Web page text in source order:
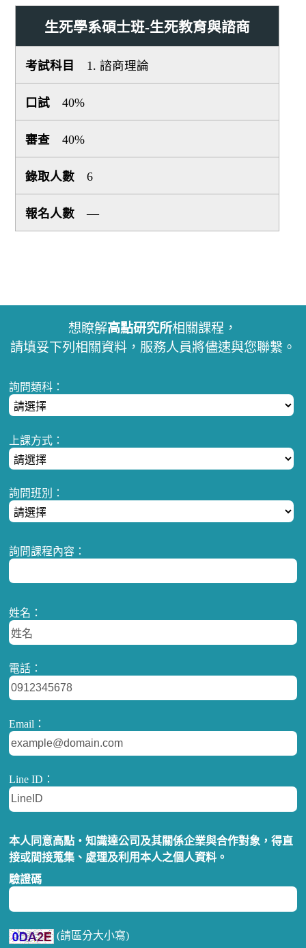
生死學系碩士班-生死教育與諮商
1. 諮商理論
40%
40%
6
—
想瞭解高點研究所相關課程，
請填妥下列相關資料，服務人員將儘速與您聯繫。
詢問類科：
上課方式：
詢問班別：
詢問課程內容：
姓名：
電話：
Email：
Line ID：
本人同意高點‧知識達公司及其關係企業與合作對象，得直
接或間接蒐集、處理及利用本人之個人資料。
驗證碼
(請區分大小寫)